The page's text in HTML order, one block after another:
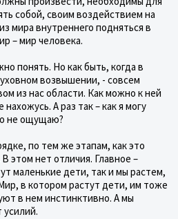
собой, своим воздействием на
мира внутреннего подняться в
– мир человека.
понять. Но как быть, когда в
возвышении, - совсем
из нас области. Как можно к ней
А раз так – как я могу
не ощущаю?
по тем же этапам, как это
этом нет отличия. Главное –
маленькие дети, так и мы растем,
в котором растут дети, им тоже
в нем инстинктивно. А мы
усилий.